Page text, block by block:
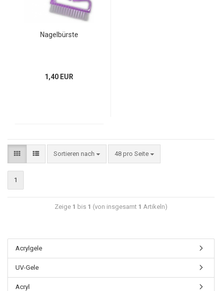
Nagelbürste
1,40 EUR
Sortieren nach 48 pro Seite
1
Zeige 1 bis 1 (von insgesamt 1 Artikeln)
Acrylgele
UV-Gele
Acryl